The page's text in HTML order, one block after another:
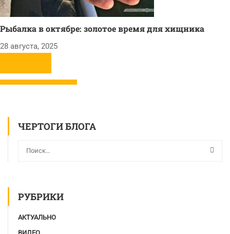
Рыбалка в октябре: золотое время для хищника
28 августа, 2025
ЧЕРТОГИ БЛОГА
РУБРИКИ
АКТУАЛЬНО
ВИДЕО